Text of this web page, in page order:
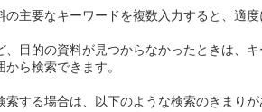
の主要なキーワードを複数入力すると、適
、目的の資料が見つからなかったときは、
ら検索できます。
索する場合は、以下のような検索のきまり